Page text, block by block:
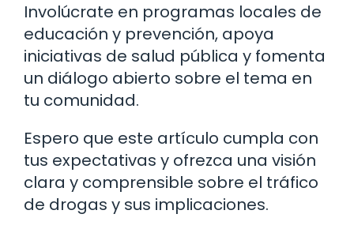
Involúcrate en programas locales de
educación y prevención, apoya
iniciativas de salud pública y fomenta
un diálogo abierto sobre el tema en
tu comunidad.
Espero que este artículo cumpla con
tus expectativas y ofrezca una visión
clara y comprensible sobre el tráfico
de drogas y sus implicaciones.